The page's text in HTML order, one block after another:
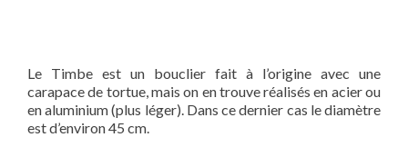
Le Timbe est un bouclier fait à l’origine avec une
carapace de tortue, mais on en trouve réalisés en acier ou
en aluminium (plus léger). Dans ce dernier cas le diamètre
est d’environ 45 cm.